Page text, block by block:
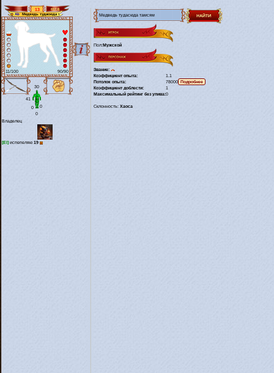
13
617.6
Ab
Медведь тудасюда тамсям
11/100 90/90
30
41
0
0 0
Владелец
[El] испепеляю 19
Пол:Мужской
Звание:
Коэффициент опыта:
1.1
Потолок опыта:
78000
Коэффициент доблести:
1
Максимальный рейтинг без упива:0
Склонность: Хаоса